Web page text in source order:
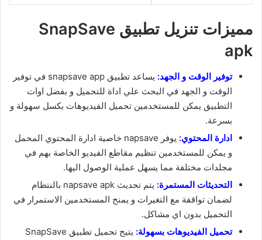
مميزات تنزيل تطبيق SnapSave
apk
توفير الوقت و الجهد:
يساعد تطبيق snapsave app في توفير
الوقت و الجهد في البحث علي اداة للتحميل و بفضل اوات
التطبيق يمكن للمستخدمين تحميل الفيديوهات بكسل سهولة و
بسرعة.
ادارة المحتوي:
يوفر napsave خاصية ادارة المحتوي المحمل
و يمكن للمستخدمين تنظيم مقاطع الفيديو الخاصة بهم في
مجلدات مختلفة مما يسهل عملية الوصول اليها.
التحديثات المستمرة:
يتم تحديث napsave apk بالنتظام
لضمان تواقفة مع التغيرات و يمنح المستخدمين الاستمرار في
التحميل بدون اي مشاكل.
تحميل الفيديوهات بسهولة:
يتيح تحميل تطبيق SnapSave